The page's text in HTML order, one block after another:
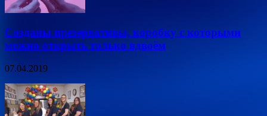
Созданы презервативы, коробку с которыми
можно открыть только вдвоём
07.04.2019